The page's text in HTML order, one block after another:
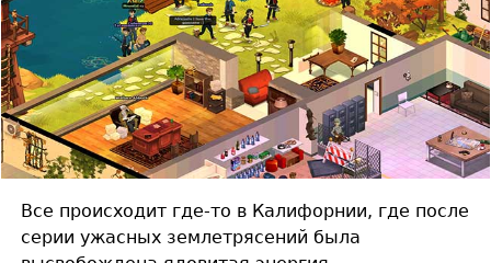
Все происходит где-то в Калифорнии, где после
серии ужасных землетрясений была